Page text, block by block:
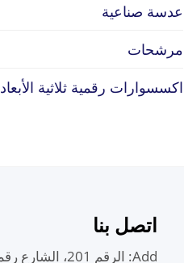
عدسة صناعية
مرشحات
اكسسوارات رقمية ثلاثية الأبعاد
اتصل بنا